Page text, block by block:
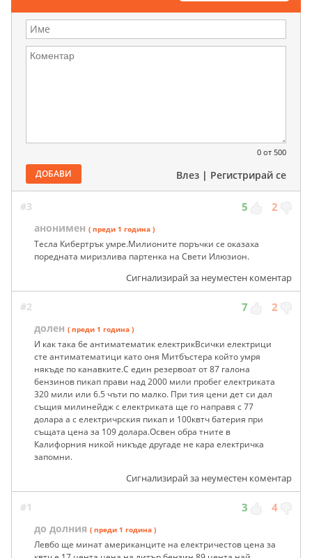
0 от 500
ДОБАВИ Влез | Регистрирай се
#3 5 2
анонимен ( преди 1 година )
Тесла Кибертрък умре.Милионите поръчки се оказаха
поредната миризлива партенка на Свети Илюзион.
Сигнализирай за неуместен коментар
#2 7 2
долен ( преди 1 година )
И как така бе антиматематик електрикВсички електрици
сте антиматематици като оня Митбъстера който умря
някъде по канавките.С един резервоат от 87 галона
бензинов пикап прави над 2000 мили пробег електриката
320 мили или 6.5 чъти по малко. При тия цени дет си дал
същия милинейдж с електриката ще го направя с 77
долара а с електричрския пикап и 100квтч батерия при
същата цена за 109 долара.Освен обра тните в
Калифорния никой никъде другаде не кара електричка
запомни.
Сигнализирай за неуместен коментар
#1 3 4
до долния ( преди 1 година )
Левбо ще минат американците на електричестов цена за